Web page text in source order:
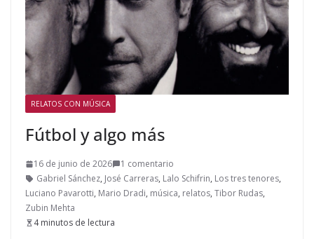
RELATOS CON MÚSICA
Fútbol y algo más
16 de junio de 2026
1 comentario
Gabriel Sánchez, José Carreras, Lalo Schifrin, Los tres tenores,
Luciano Pavarotti, Mario Dradi, música, relatos, Tibor Rudas,
Zubin Mehta
4 minutos de lectura